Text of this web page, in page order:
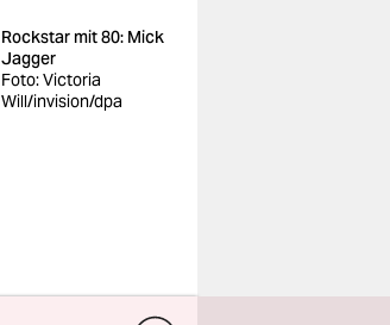
Rockstar mit 80: Mick
Jagger
Foto: Victoria
Will/invision/dpa